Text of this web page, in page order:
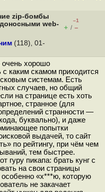
zip-бомбы
web-
–1
+ / –
(118), 01-
очень хорошо
каким скамом приходится
системам. Есть
случаев, но общий
на странице есть хоть
странное (для
странности —
буквально), и даже
попытки
выдачей, то сайт
по рейтингу, при чём чем
тем быстрее.
гуру пикапа: брать кунг с
на свои страницы
особенно «х***ю, которую
не закачает